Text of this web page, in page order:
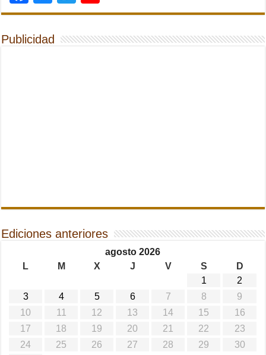
Publicidad
Ediciones anteriores
agosto 2026
L
M X J V S
D
1
2
3
4 5 6 7 8
9
10
11 12 13 14 15
16
17
18 19 20 21 22
23
24
25 26 27 28 29
30